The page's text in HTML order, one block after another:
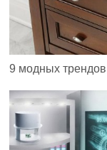
9 модных